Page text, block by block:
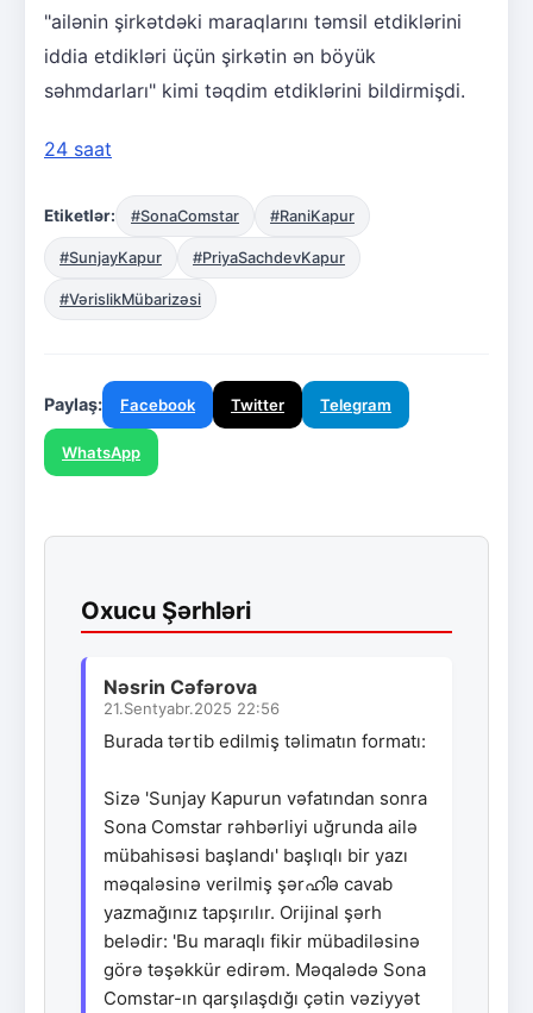
"ailənin şirkətdəki maraqlarını təmsil etdiklərini
iddia etdikləri üçün şirkətin ən böyük
səhmdarları" kimi təqdim etdiklərini bildirmişdi.
24 saat
Etiketlər: #SonaComstar #RaniKapur
#SunjayKapur #PriyaSachdevKapur
#VərislikMübarizəsi
Paylaş: Facebook Twitter Telegram
WhatsApp
Oxucu Şərhləri
Nəsrin Cəfərova
21.Sentyabr.2025 22:56
Burada tərtib edilmiş təlimatın formatı:
Sizə 'Sunjay Kapurun vəfatından sonra
Sona Comstar rəhbərliyi uğrunda ailə
mübahisəsi başlandı' başlıqlı bir yazı
məqaləsinə verilmiş şərഹിə cavab
yazmağınız tapşırılır. Orijinal şərh
belədir: 'Bu maraqlı fikir mübadiləsinə
görə təşəkkür edirəm. Məqalədə Sona
Comstar-ın qarşılaşdığı çətin vəziyyət